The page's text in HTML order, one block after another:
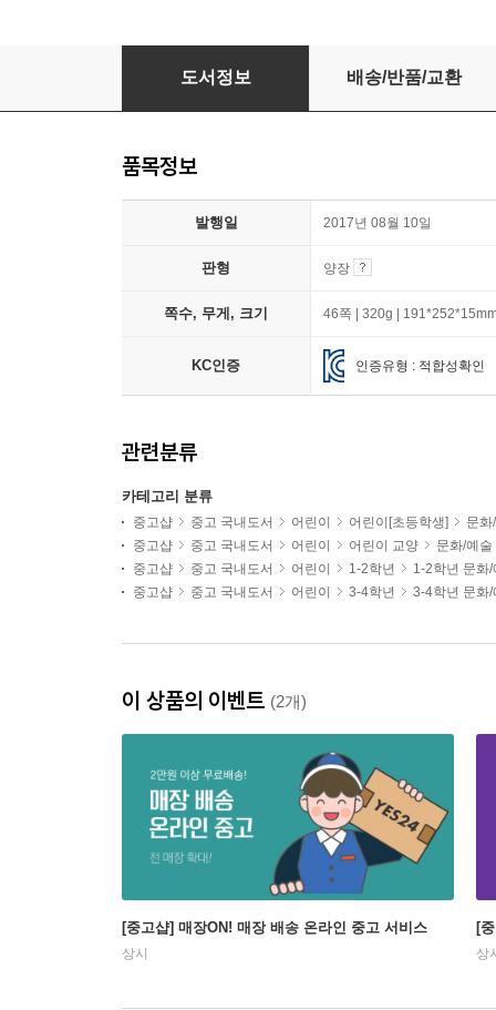
누구나 미술관에 놀러 오세요!
도서정보 배송/반품/교환
품목정보
발행일 2017년 08월 10일
판형 양장
쪽수, 무게, 크기 46쪽 | 320g |
KC인증 인증유형 : 적합성확인
관련분류
카테고리 분류
중고샵 중고 국내도서 어린이 어린이[초등학생]
문화
중고샵
중고 국내도서 어린이 어린이 교양
문화/예술
중고샵
중고 국내도서 어린이 1-2학년
1-2학년 문화/
중고샵
중고 국내도서 어린이 3-4학년 3-4학년 문화/
이 상품의 이벤트 (2개)
[중고샵] 매장ON! 매장 배송 온라인 중고 서비스
상시
[
상